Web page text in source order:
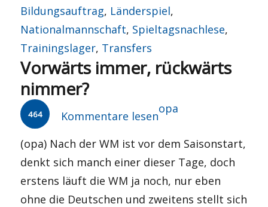
am
Bildungsauftrag, Länderspiel,
Nationalmannschaft, Spieltagsnachlese,
Trainingslager, Transfers
Vorwärts immer, rückwärts
nimmer?
464 Kommentare lesen
Autor
opa
(opa) Nach der WM ist vor dem Saisonstart,
denkt sich manch einer dieser Tage, doch
erstens läuft die WM ja noch, nur eben
ohne die Deutschen und zweitens stellt sich